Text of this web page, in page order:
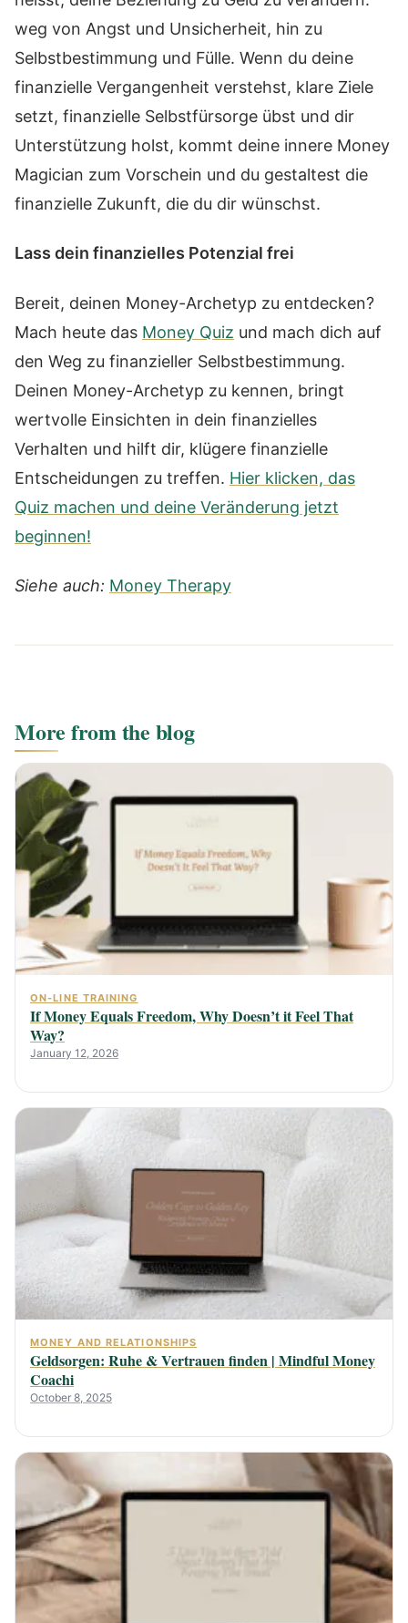
weg von Angst und Unsicherheit, hin zu
Selbstbestimmung und Fülle. Wenn du deine
finanzielle Vergangenheit verstehst, klare Ziele
setzt, finanzielle Selbstfürsorge übst und dir
Unterstützung holst, kommt deine innere Money
Magician zum Vorschein und du gestaltest die
finanzielle Zukunft, die du dir wünschst.
Lass dein finanzielles Potenzial frei
Bereit, deinen Money-Archetyp zu entdecken?
Mach heute das Money Quiz und mach dich auf
den Weg zu finanzieller Selbstbestimmung.
Deinen Money-Archetyp zu kennen, bringt
wertvolle Einsichten in dein finanzielles
Verhalten und hilft dir, klügere finanzielle
Entscheidungen zu treffen. Hier klicken, das
Quiz machen und deine Veränderung jetzt
beginnen!
Siehe auch: Money Therapy
More from the blog
ON-LINE TRAINING
If Money Equals Freedom, Why Doesn’t it Feel That
Way?
January 12, 2026
MONEY AND RELATIONSHIPS
Geldsorgen: Ruhe & Vertrauen finden | Mindful Money
Coachi
October 8, 2025